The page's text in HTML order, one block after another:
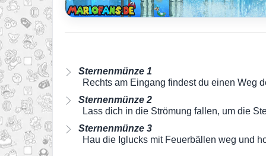
Sternenmünze 1
Rechts am Eingang findest du einen Weg
Sternenmünze 2
Lass dich in die Strömung fallen, um die
Sternenmünze 3
Hau die Iglucks mit Feuerbällen weg und